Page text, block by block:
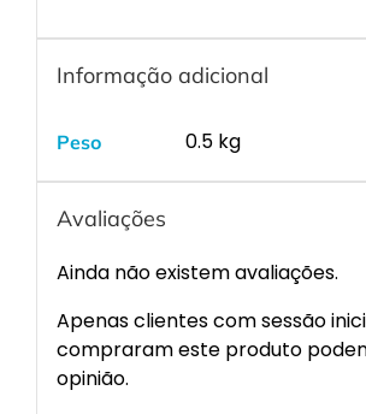
Informação adicional
Peso 0.5 kg
Avaliações
Ainda não existem avaliações.
Apenas clientes com sessão
compraram este produto
opinião.